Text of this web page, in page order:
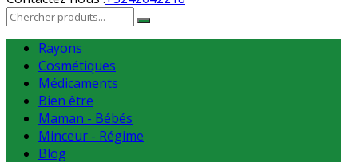
Rayons
Cosmétiques
Médicaments
Bien être
Maman - Bébés
Minceur - Régime
Blog